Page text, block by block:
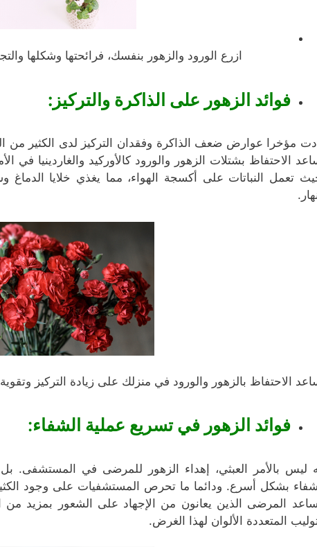
ازرع الورود والزهور بنفسك، فرائحتها وشكلها
فوائد الزهور على الذاكرة والتركيز:
مؤخرا عوارض ضعف الذاكرة وفقدان التركيز لدى الكثير من
الاحتفاظ بشتلات الزهور والورود كالأوركيد والغاردينيا في
تعمل النباتات على أكسجة الهواء، مما يغذي خلايا
الاحتفاظ بالزهور والورود في منزلك على زيادة التركيز وتقوية
فوائد الزهور في تسريع عملية الشفاء:
ليس بالأمر العبثي، إهداء الزهور للمرضى في المستشفى.
بشكل أسرع. ودائما ما تحرص المستشفيات على وجود
المرضى الذين يعانون من الإجهاد على الشعور بمزيد من
المتعددة الألوان لهذا الغرض.